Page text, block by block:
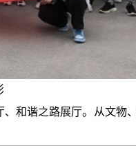
和谐之路展厅。从文物